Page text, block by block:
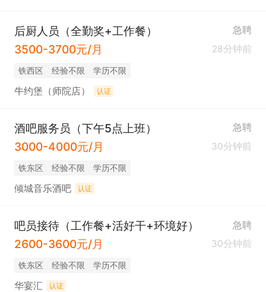
后厨人员（全勤奖+工作餐） 急聘
3500-3700元/月 28分钟前
铁西区 经验不限 学历不限
牛约堡（师院店） 认证
酒吧服务员（下午5点上班） 急聘
3000-4000元/月 30分钟前
铁东区 经验不限 学历不限
倾城音乐酒吧 认证
吧员接待（工作餐+活好干+环境好） 急聘
2600-3600元/月 30分钟前
铁东区 经验不限 学历不限
华宴汇 认证